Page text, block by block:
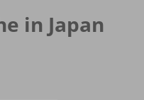
in Japan